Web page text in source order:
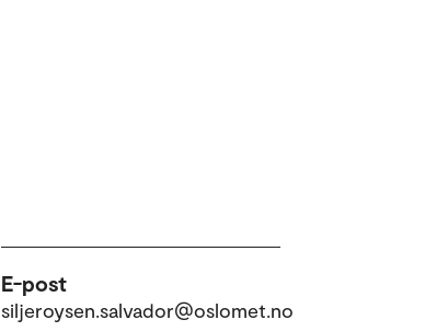
E-post
siljeroysen.salvador@oslomet.no